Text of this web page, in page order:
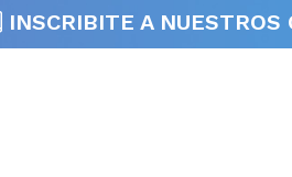
INSCRIBITE A NUESTROS